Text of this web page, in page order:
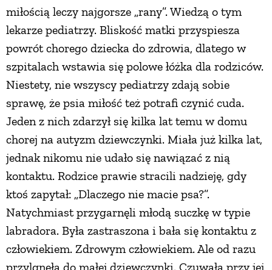
miłością leczy najgorsze „rany”. Wiedzą o tym
lekarze pediatrzy. Bliskość matki przyspiesza
powrót chorego dziecka do zdrowia, dlatego w
szpitalach wstawia się polowe łóżka dla rodziców.
Niestety, nie wszyscy pediatrzy zdają sobie
sprawę, że psia miłość też potrafi czynić cuda.
Jeden z nich zdarzył się kilka lat temu w domu
chorej na autyzm dziewczynki. Miała już kilka lat,
jednak nikomu nie udało się nawiązać z nią
kontaktu. Rodzice prawie stracili nadzieję, gdy
ktoś zapytał: „Dlaczego nie macie psa?”.
Natychmiast przygarnęli młodą suczkę w typie
labradora. Była zastraszona i bała się kontaktu z
człowiekiem. Zdrowym człowiekiem. Ale od razu
PRZYSTAWKI
ZUPY
DANIA GŁÓWNE
CIASTA I DESERY
PRZETWORY
INNE